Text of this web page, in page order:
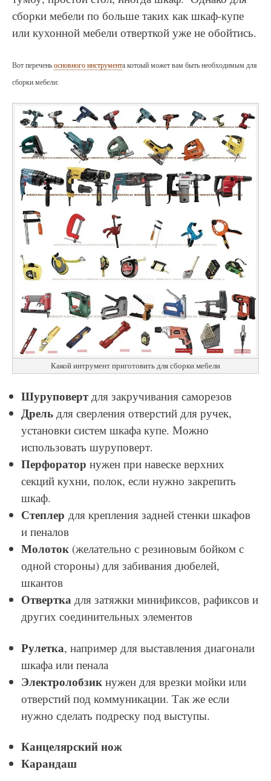
сборки мебели по больше таких как шкаф-купе
или кухонной мебели отверткой уже не обойтись.
Вот переченьосновного инструмента котоый может вам быть необходимым для
сборки мебели:
Какой интрумент приготовить для сборки мебели
Шуруповерт для закручивания саморезов
Дрель для сверления отверстий для ручек,
установки систем шкафа купе. Можно
использовать шуруповерт.
Перфоратор нужен при навеске верхних
секций кухни, полок, если нужно закрепить
шкаф.
Степлер для крепления задней стенки шкафов
и пеналов
Молоток (желательно с резиновым бойком с
одной стороны) для забивания дюбелей,
шкантов
Отвертка для затяжки минификсов, рафиксов и
других соединительных элементов
Рулетка, например для выставления диагонали
шкафа или пенала
Электролобзик нужен для врезки мойки или
отверстий под коммуникации. Так же если
нужно сделать подреску под выступы.
Канцелярский нож
Карандаш